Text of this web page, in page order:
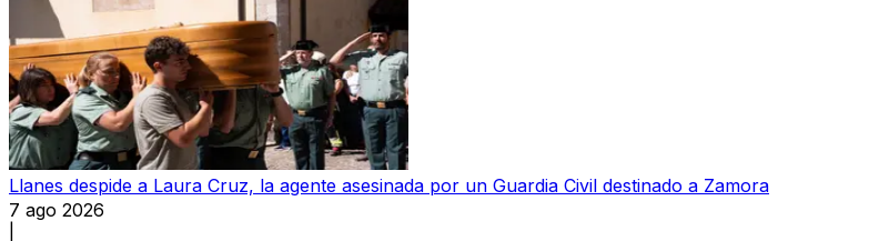
Llanes despide a Laura Cruz, la agente asesinada por un Guardia Civil destinado a Zamora
7 ago 2026